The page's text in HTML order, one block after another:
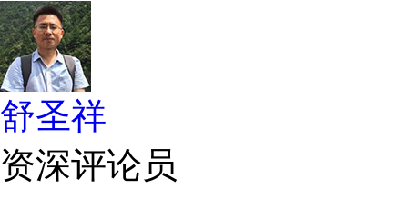
舒圣祥
资深评论员